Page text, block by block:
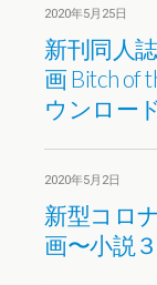
2020年5月25日
新刊同人
画 Bitch of
ウンロー
2020年5月2日
新型コロ
画〜小説